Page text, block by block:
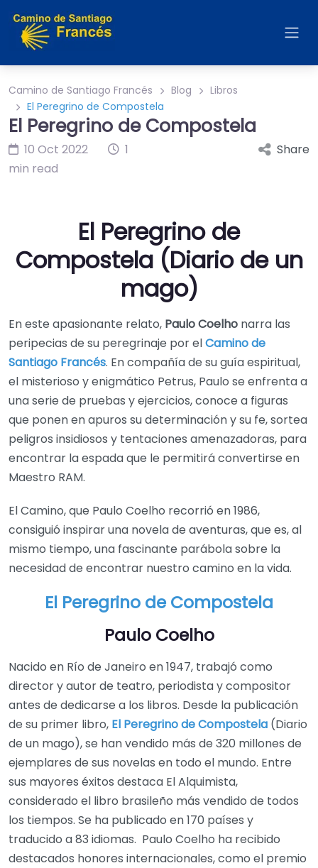
Camino de Santiago Francés Blog
Libros
El Peregrino de Compostela
El Peregrino de Compostela
10 Oct 2022
1
min read
Share
El Peregrino de
Compostela (Diario de un
mago)
En este apasionante relato, Paulo Coelho narra las
peripecias de su peregrinaje por elCamino de
Santiago Francés. En compañía de su guía espiritual,
el misterioso y enigmático Petrus, Paulo se enfrenta a
una serie de pruebas y ejercicios, conoce a figuras
que ponen en apuros su determinación y su fe, sortea
peligros insidiosos y tentaciones amenazadoras, para
encontrar la espada que le permitirá convertirse en
Maestro RAM.
El Camino, que Paulo Coelho recorrió en 1986,
consiguió inspirar una novela de aventuras, que es, al
mismo tiempo, una fascinante parábola sobre la
necesidad de encontrar nuestro camino en la vida.
El Peregrino de Compostela
Paulo Coelho
Nacido en Río de Janeiro en 1947, trabajó como
director y autor de teatro, periodista y compositor
antes de dedicarse a los libros. Desde la publicación
de su primer libro, El Peregrino de Compostela (Diario
de un mago), se han vendido más de 320 millones de
ejemplares de sus novelas en todo el mundo. Entre
sus mayores éxitos destaca El Alquimista,
considerado el libro brasileño más vendido de todos
los tiempos. Se ha publicado en 170 países y
traducido a 83 idiomas. Paulo Coelho ha recibido
destacados honores internacionales, como el premio